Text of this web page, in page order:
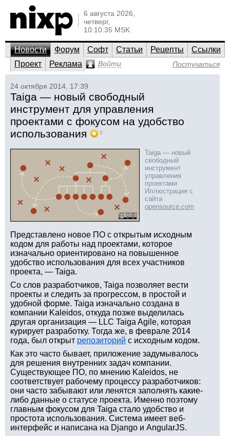
6 августа 2026,
четверг,
10:10:35 MSK
Новости Форум Софт Статьи Рецепты
Ссылки
Проект
Реклама Войти Постучаться
24 октября 2014, 17:39
Taiga — новый свободный
инструмент для управления
проектами с фокусом на удобство
использования
3
Taiga — новый
свободный
инструмент
управления
проектами
Иллюстрация с
сайта
opensource.com
Представлено новое ПО с открытым исходным
кодом для работы над проектами, которое
изначально ориентировано на повышенное
удобство использования для всех участников
проекта, — Taiga.
Со слов разработчиков, Taiga позволяет вести
проекты и следить за прогрессом, в простой и
удобной форме. Taiga изначально создана в
компании Kaleidos, откуда позже выделилась
другая организация — LLC Taiga Agile, которая
курирует разработку. Тогда же, в феврале 2014
года, был открыт репозиторий с исходным кодом.
Как это часто бывает, приложение задумывалось
для решения внутренних задач компании.
Существующее ПО, по мнению Kaleidos, не
соответствует рабочему процессу разработчиков:
они часто забывают или ленятся заполнять какие-
либо данные о статусе проекта. Именно поэтому
главным фокусом для Taiga стало удобство и
простота использования. Система имеет веб-
интерфейс и написана на Django и AngularJS.